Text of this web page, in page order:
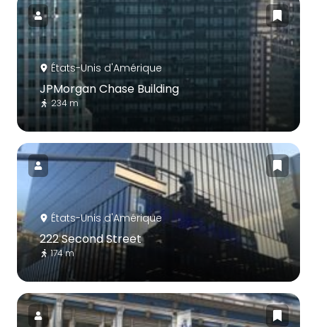
États-Unis d'Amérique
JPMorgan Chase Building
234 m
États-Unis d'Amérique
222 Second Street
174 m